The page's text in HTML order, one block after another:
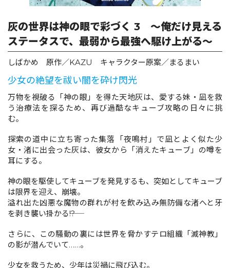
リキューレ
コミックパルフェ
コミックエッセイ
閉じる
灰の世界は神の眼で彩づく 3 ～俺だけ見える
ステータスで、最弱から最強へ駆け上がる～
しばかめ 原作／KAZU キャラクター原案／まるまい
少女の絶望を祓い闇を砕け閃光
万物を視破る「神の眼」を得た天地灰は、愛する妹・凪を救
う治療法を探るため、再び過酷なキューブ攻略の日々に挑
む。
探索の道中に立ち寄った集落「夜鳴村」で凪とよく似た少
女・渚に出会った灰は、彼女から「消えたキューブ」の噂を
耳にする。
神の眼を駆使してキューブを発見するも、突如としてキューブ
は限界を迎え、崩壊。
溢れ出た凶悪な魔物の群れが村を飲み込み無防備な渚へと牙
を剥き襲い掛かる――!?
さらに、この騒動の裏には世界を脅かすテロ組織「滅神教」
の影が潜んでいて……。
少女を救うため、少年は災禍に飛び込む。